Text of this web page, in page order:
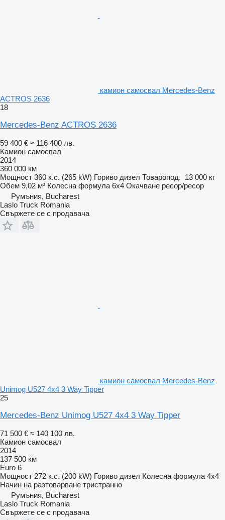
камион самосвал Mercedes-Benz
ACTROS 2636
18
Mercedes-Benz ACTROS 2636
59 400 € ≈ 116 400 лв.
Камион самосвал
2014
360 000 км
Мощност 360 к.с. (265 kW) Гориво дизел Товаропод. 13 000 кг
Обем 9,02 м³ Колесна формула 6x4 Окачване ресор/ресор
Румъния, Bucharest
Laslo Truck Romania
Свържете се с продавача
камион самосвал Mercedes-Benz
Unimog U527 4x4 3 Way Tipper
25
Mercedes-Benz Unimog U527 4x4 3 Way Tipper
71 500 € ≈ 140 100 лв.
Камион самосвал
2014
137 500 км
Euro 6
Мощност 272 к.с. (200 kW) Гориво дизел Колесна формула 4x4
Начин на разтоварване тристранно
Румъния, Bucharest
Laslo Truck Romania
Свържете се с продавача